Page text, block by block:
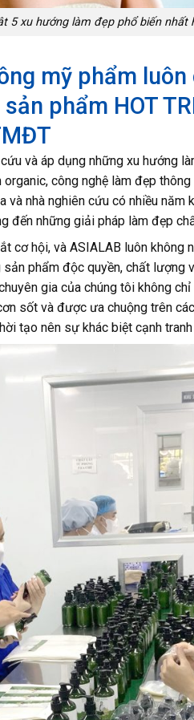
5 xu hướng làm đẹp phổ biến nhất
mỹ phẩm
phẩm HOT
và áp dụng những xu hướng
công nghệ làm đẹp
nhà nghiên cứu có nhiều năm
đến những giải pháp làm đẹp
cơ hội, và ASIALAB luôn
phẩm độc quyền, chất lượng
gia của chúng tôi không
sốt và được ưa chuộng trên
tạo nên sự khác biệt cạnh